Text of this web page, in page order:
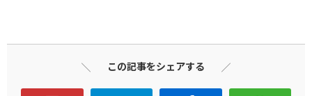
この記事をシェアする